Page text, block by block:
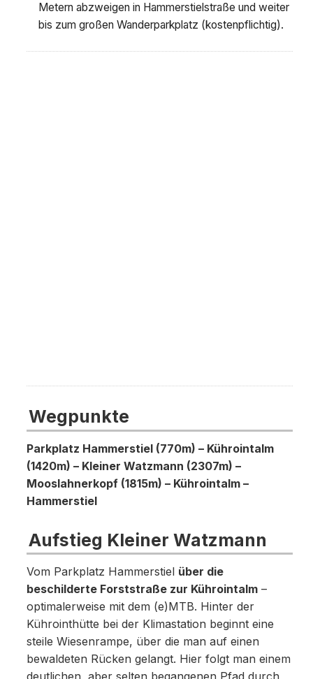
Metern abzweigen in Hammerstielstraße und weiter
bis zum großen Wanderparkplatz (kostenpflichtig).
Wegpunkte
Parkplatz Hammerstiel (770m) – Kührointalm
(1420m) – Kleiner Watzmann (2307m) –
Mooslahnerkopf (1815m) – Kührointalm –
Hammerstiel
Aufstieg Kleiner Watzmann
Vom Parkplatz Hammerstiel über die
beschilderte Forststraße zur Kührointalm–
optimalerweise mit dem (e)MTB. Hinter der
Kührointhütte bei der Klimastation beginnt eine
steile Wiesenrampe, über die man auf einen
bewaldeten Rücken gelangt. Hier folgt man einem